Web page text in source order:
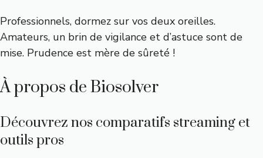
Professionnels, dormez sur vos deux oreilles.
Amateurs, un brin de vigilance et d’astuce sont de
mise. Prudence est mère de sûreté !
À propos de Biosolver
Découvrez nos comparatifs streaming et
outils pros